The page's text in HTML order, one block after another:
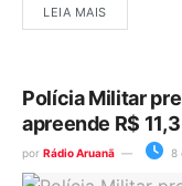
LEIA MAIS
Polícia Militar
apreende R$
por Rádio Aruanã 8